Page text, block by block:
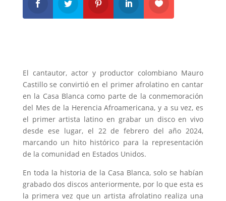
El cantautor, actor y productor colombiano Mauro
Castillo se convirtió en el primer afrolatino en cantar
en la Casa Blanca como parte de la conmemoración
del Mes de la Herencia Afroamericana, y a su vez, es
el primer artista latino en grabar un disco en vivo
desde ese lugar, el 22 de febrero del año 2024,
marcando un hito histórico para la representación
de la comunidad en Estados Unidos.
En toda la historia de la Casa Blanca, solo se habían
grabado dos discos anteriormente, por lo que esta es
la primera vez que un artista afrolatino realiza una